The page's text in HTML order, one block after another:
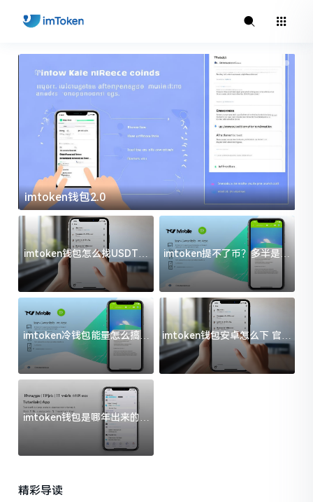
imtoken钱包2.0
imtoken钱包怎么找USDT地
址？三步搞定不踩坑
imtoken提不了币？多半是这
几件事没处理好
imtoken冷钱包能量怎么搞？
过来人告诉你门道
imtoken钱包安卓怎么下 官方
渠道避坑指南
imtoken钱包是哪年出来的？
一文给你说清楚
精彩导读